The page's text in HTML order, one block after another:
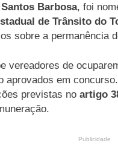
Barbosa, foi
de Trânsito do
sobre a permanência
vereadores de
aprovados em
previstas no artigo
Publicidade